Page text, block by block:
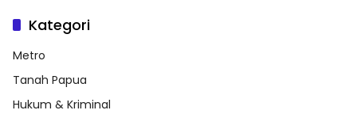
Kategori
Metro
Tanah Papua
Hukum & Kriminal